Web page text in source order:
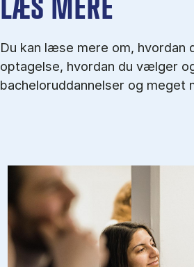
LÆS MERE
Du kan læse mere om, hvordan
optagelse, hvordan du vælger
bacheloruddannelser og meget